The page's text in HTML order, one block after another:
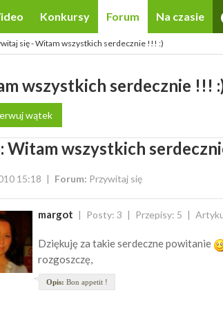
Konkursy Forum Na czasie
się - Witam wszystkich serdecznie !!! :)
wszystkich serdecznie !!!
wątek
Witam wszystkich
15:18 Forum: Przywitaj się
margot Posty: 3 Przepisy: 5
Dziękuję za takie serdeczne powitanie
rozgoszczę,
Opis: Bon appetit !